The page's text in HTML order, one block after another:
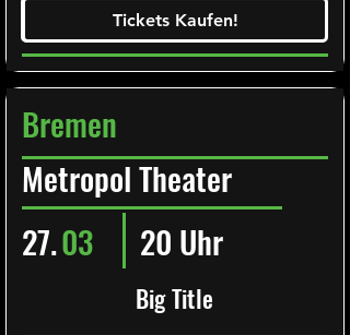
Tickets Kaufen!
Tickets Kaufen!
Bremen
Metropol Theater
Big Title
27.03 20 Uhr